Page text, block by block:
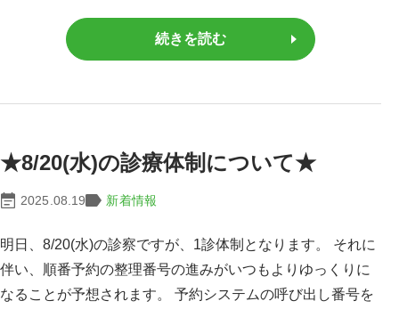
続きを読む
★8/20(水)の診療体制について★
2025.08.19 新着情報
明日、8/20(水)の診察ですが、1診体制となります。 それに
伴い、順番予約の整理番号の進みがいつもよりゆっくりに
なることが予想されます。 予約システムの呼び出し番号を